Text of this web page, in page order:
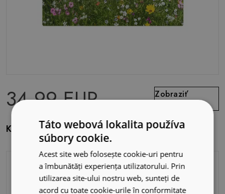
34.99 EUR
Zobraziť
ponuku
Kancelárska podložka na stôl Kvitnúca lúka
Táto webová lokalita používa
súbory cookie.
Acest site web folosește cookie-uri pentru
a îmbunătăți experiența utilizatorului. Prin
utilizarea site-ului nostru web, sunteți de
acord cu toate cookie-urile în conformitate